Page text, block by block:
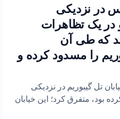
در نزدیکی
در یک تظاهرات
که طی آن
را مسدود کرده و
تل گیبوریم در نزدیکی
بود، متفرق کرد؛ این خیابان